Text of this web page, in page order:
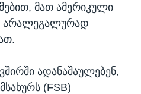
მათ ამერიკული
არალეგალურად
ადანაშაულებენ,
(FSB)